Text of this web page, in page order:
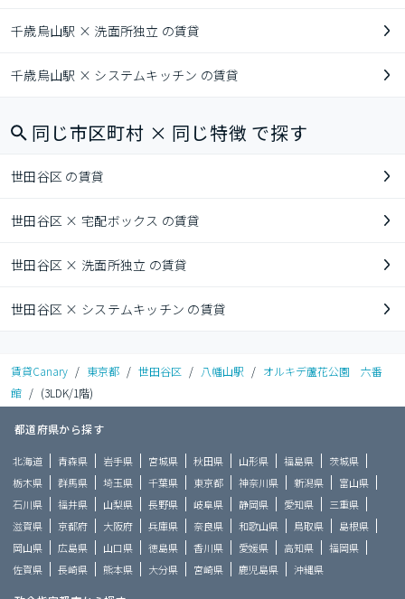
千歳烏山駅 × 洗面所独立 の賃貸
千歳烏山駅 × システムキッチン の賃貸
同じ市区町村 × 同じ特徴 で探す
世田谷区 の賃貸
世田谷区 × 宅配ボックス の賃貸
世田谷区 × 洗面所独立 の賃貸
世田谷区 × システムキッチン の賃貸
賃貸Canary / 東京都 / 世田谷区 / 八幡山駅 / オルキデ蘆花公園 六番
館 / (3LDK/1階)
都道府県から探す
北海道 青森県 岩手県 宮城県 秋田県 山形県 福島県
茨城県
栃木県
群馬県 埼玉県 千葉県 東京都 神奈川県 新潟県
富山県
石川県
福井県 山梨県 長野県 岐阜県 静岡県 愛知県
三重県
滋賀県
京都府 大阪府 兵庫県 奈良県 和歌山県 鳥取県
島根県
岡山県
広島県 山口県 徳島県 香川県 愛媛県 高知県
福岡県
佐賀県
長崎県 熊本県 大分県 宮崎県 鹿児島県 沖縄県